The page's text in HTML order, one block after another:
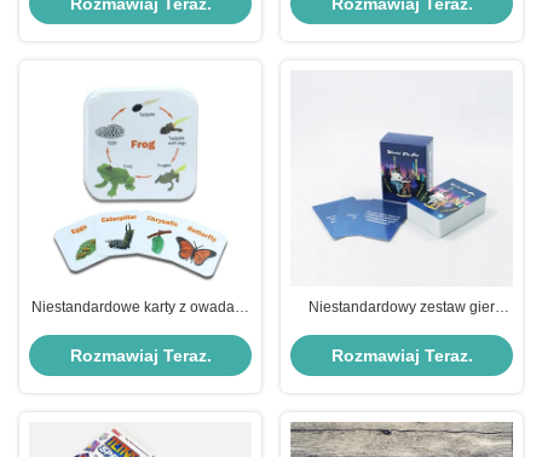
Niestandardowe karty z owadami
wzorach
Rozmawiaj Teraz.
Niestandardowy zestaw gier
CMYK dla dziewczynek na noc i
spersonalizowany
Rozmawiaj Teraz.